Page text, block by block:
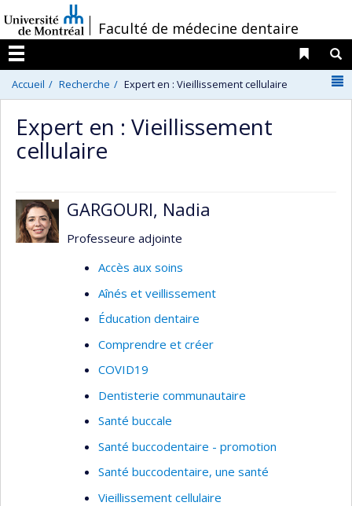
au
contenu
/Faculté de médecine dentaire
Menu
Liens
Accueil Recherche Expert en : Vieillissement cellulaire
Expert en : Vieillissement
cellulaire
GARGOURI, Nadia
Professeure adjointe
Accès aux soins
Aînés et veillissement
Éducation dentaire
Comprendre et créer
COVID19
Dentisterie communautaire
Santé buccale
Santé buccodentaire - promotion
Santé buccodentaire, une santé
Vieillissement cellulaire